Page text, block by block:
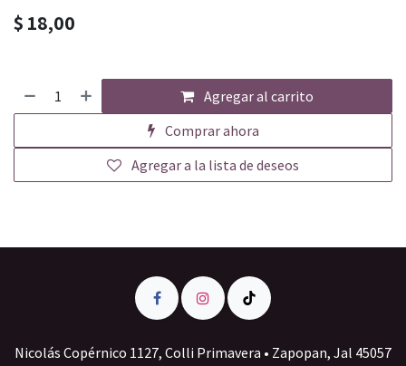
$ 18,00
Agregar al carrito
Comprar ahora
Agregar a la lista de deseos
Nicolás Copérnico 1127, Colli Primavera • Zapopan, Jal 45057